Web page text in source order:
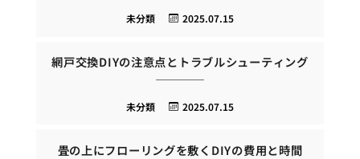
2025.07.15
未分類
網戸交換DIYの注意点とトラブルシューティング
2025.07.15
未分類
畳の上にフローリングを敷くDIYの費用と時間